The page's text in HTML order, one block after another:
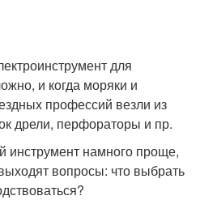
для
и когда моряки и
профессий везли из
дрели, перфораторы и пр.
инструмент намного проще,
вопросы: что выбрать